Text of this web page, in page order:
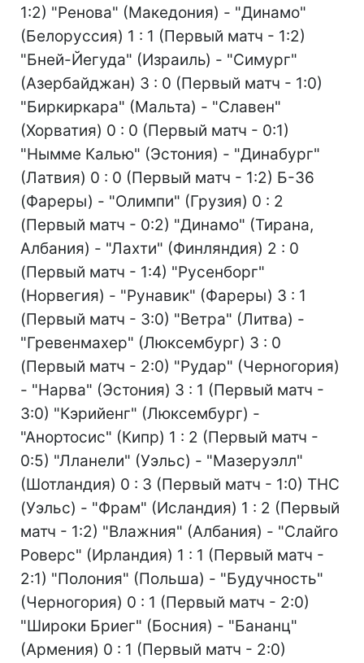
1:2) "Ренова" (Македония) - "Динамо"
(Белоруссия) 1 : 1 (Первый матч - 1:2)
"Бней-Йегуда" (Израиль) - "Симург"
(Азербайджан) 3 : 0 (Первый матч - 1:0)
"Биркиркара" (Мальта) - "Славен"
(Хорватия) 0 : 0 (Первый матч - 0:1)
"Нымме Калью" (Эстония) - "Динабург"
(Латвия) 0 : 0 (Первый матч - 1:2) Б-36
(Фареры) - "Олимпи" (Грузия) 0 : 2
(Первый матч - 0:2) "Динамо" (Тирана,
Албания) - "Лахти" (Финляндия) 2 : 0
(Первый матч - 1:4) "Русенборг"
(Норвегия) - "Рунавик" (Фареры) 3 : 1
(Первый матч - 3:0) "Ветра" (Литва) -
"Гревенмахер" (Люксембург) 3 : 0
(Первый матч - 2:0) "Рудар" (Черногория)
- "Нарва" (Эстония) 3 : 1 (Первый матч -
3:0) "Кэрийенг" (Люксембург) -
"Анортосис" (Кипр) 1 : 2 (Первый матч -
0:5) "Лланели" (Уэльс) - "Мазеруэлл"
(Шотландия) 0 : 3 (Первый матч - 1:0) ТНС
(Уэльс) - "Фрам" (Исландия) 1 : 2 (Первый
матч - 1:2) "Влажния" (Албания) - "Слайго
Роверс" (Ирландия) 1 : 1 (Первый матч -
2:1) "Полония" (Польша) - "Будучность"
(Черногория) 0 : 1 (Первый матч - 2:0)
"Широки Бриег" (Босния) - "Бананц"
(Армения) 0 : 1 (Первый матч - 2:0)